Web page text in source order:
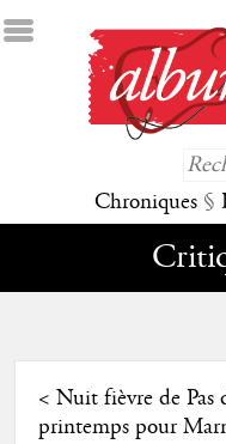
Chroniques §
< Nuit fièvre de Pas
printemps pour